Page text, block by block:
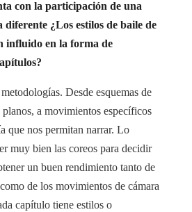
con la participación de una
diferente ¿Los estilos de baile de
influido en la forma de
Desde esquemas de
a movimientos específicos
que nos permitan narrar. Lo
muy bien las coreos para decidir
un buen rendimiento tanto de
de los movimientos de cámara
capítulo tiene estilos o